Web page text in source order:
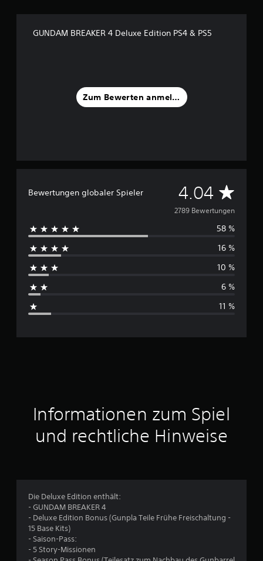
GUNDAM BREAKER 4 Deluxe Edition PS4 & PS5
Zum Bewerten anmelden
Bewertungen globaler Spieler 4.04 D
u
r
c
h
s
h
t
t
i
h
2789 Bewertungen
58 %
16 %
10 %
6 %
11 %
Informationen zum Spiel
und rechtliche Hinweise
Die Deluxe Edition enthält:
- GUNDAM BREAKER 4
- Deluxe Edition Bonus (Gunpla Teile Frühe Freischaltung -
15 Base Kits)
- Saison-Pass:
- 5 Story-Missionen